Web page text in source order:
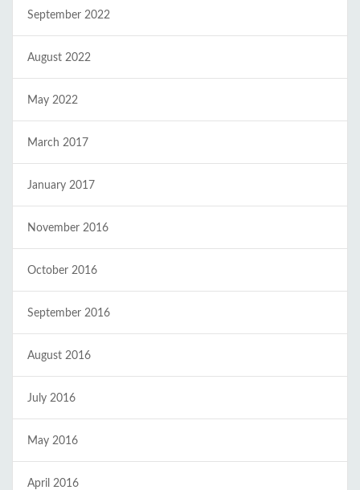
September 2022
August 2022
May 2022
March 2017
January 2017
November 2016
October 2016
September 2016
August 2016
July 2016
May 2016
April 2016